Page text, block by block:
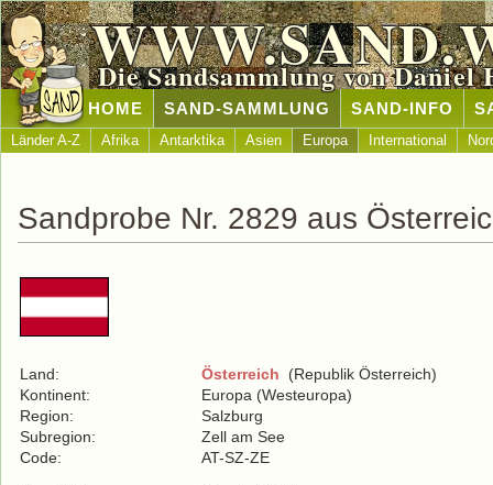
Die Sandsammlung von Daniel
HOME SAND-SAMMLUNG SAND-INFO
Länder A-Z Afrika Antarktika Asien Europa International
Sandprobe Nr. 2829 aus
Land: Österreich (Republik Österreich)
Kontinent:
Europa (Westeuropa)
Region:
Salzburg
Subregion:
Zell am See
Code:
AT-SZ-ZE